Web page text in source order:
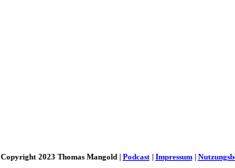
Copyright 2023 Thomas Mangold | Podcast| Impressum|